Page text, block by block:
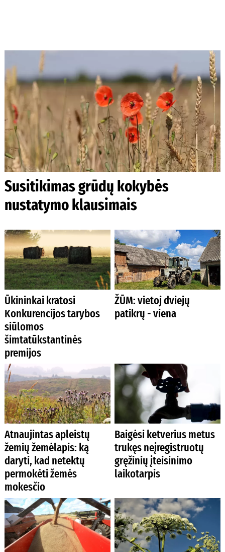
Susitikimas grūdų kokybės
nustatymo klausimais
Ūkininkai kratosi
Konkurencijos tarybos
siūlomos
šimtatūkstantinės
premijos
ŽŪM: vietoj dviejų
patikrų - viena
Atnaujintas apleistų
žemių žemėlapis: ką
daryti, kad netektų
permokėti žemės
mokesčio
Baigėsi ketverius metus
trukęs neįregistruotų
gręžinių įteisinimo
laikotarpis